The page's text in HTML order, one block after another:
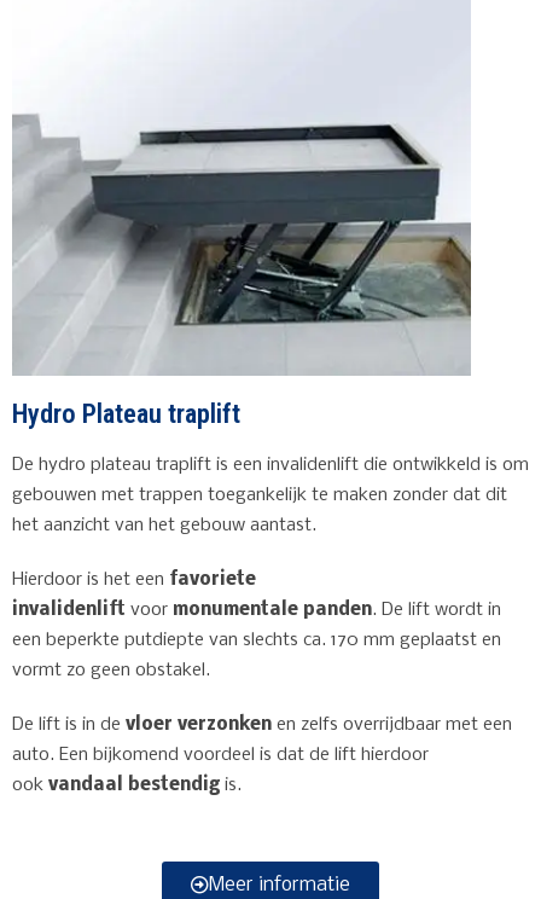
Hydro Plateau traplift
De hydro plateau traplift is een invalidenlift die ontwikkeld is om
gebouwen met trappen toegankelijk te maken zonder dat dit
het aanzicht van het gebouw aantast.
Hierdoor is het een favoriete
invalidenlift voor monumentale panden. De lift wordt in
een beperkte putdiepte van slechts ca. 170 mm geplaatst en
vormt zo geen obstakel.
De lift is in de vloer verzonken en zelfs overrijdbaar met een
auto. Een bijkomend voordeel is dat de lift hierdoor
ook vandaal bestendig is.
Meer informatie